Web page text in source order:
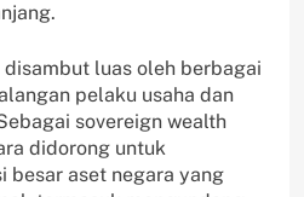
luas oleh berbagai
pelaku usaha dan
sovereign wealth
didorong untuk
besar aset negara yang